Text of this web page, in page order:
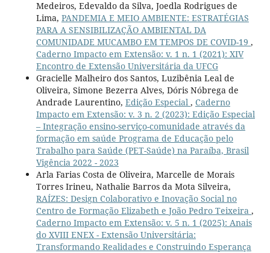
Medeiros, Edevaldo da Silva, Joedla Rodrigues de
Lima, PANDEMIA E MEIO AMBIENTE: ESTRATÉGIAS
PARA A SENSIBILIZAÇÃO AMBIENTAL DA
COMUNIDADE MUCAMBO EM TEMPOS DE COVID-19 ,
Caderno Impacto em Extensão: v. 1 n. 1 (2021): XIV
Encontro de Extensão Universitária da UFCG
Gracielle Malheiro dos Santos, Luzibênia Leal de
Oliveira, Simone Bezerra Alves, Dóris Nóbrega de
Andrade Laurentino, Edição Especial , Caderno
Impacto em Extensão: v. 3 n. 2 (2023): Edição Especial
– Integração ensino-serviço-comunidade através da
formação em saúde Programa de Educação pelo
Trabalho para Saúde (PET-Saúde) na Paraíba, Brasil
Vigência 2022 - 2023
Arla Farias Costa de Oliveira, Marcelle de Morais
Torres Irineu, Nathalie Barros da Mota Silveira,
RAÍZES: Design Colaborativo e Inovação Social no
Centro de Formação Elizabeth e João Pedro Teixeira ,
Caderno Impacto em Extensão: v. 5 n. 1 (2025): Anais
do XVIII ENEX - Extensão Universitária:
Transformando Realidades e Construindo Esperança